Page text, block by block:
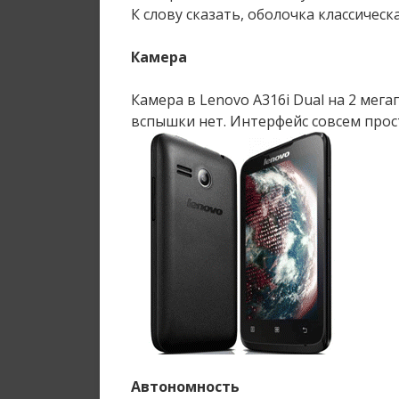
К слову сказать, оболочка
Камера
Камера в Lenovo A316i Dual на 2
вспышки нет. Интерфейс совсем
Автономность